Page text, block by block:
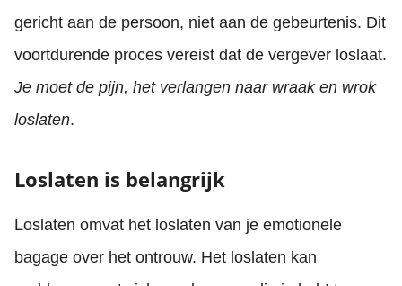
gericht aan de persoon, niet aan de gebeurtenis. Dit
voortdurende proces vereist dat de vergever loslaat.
Je moet de pijn, het verlangen naar wraak en wrok
loslaten.
Loslaten is belangrijk
Loslaten omvat het loslaten van je emotionele
bagage over het ontrouw. Het loslaten kan